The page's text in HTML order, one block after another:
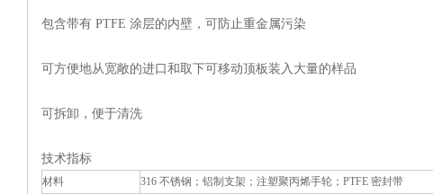
包含带有 PTFE 涂层的内壁，可防止重金属污染
可方便地从宽敞的进口和取下可移动顶板装入大量的样品
可拆卸，便于清洗
技术指标
材料
316 不锈钢；铝制支架；注塑聚丙烯手轮；PTFE 密封带